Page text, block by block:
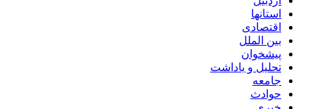
استانها
اقتصادی
بین الملل
پیشخوان
تحلیل و یاداشت
جامعه
حوادث